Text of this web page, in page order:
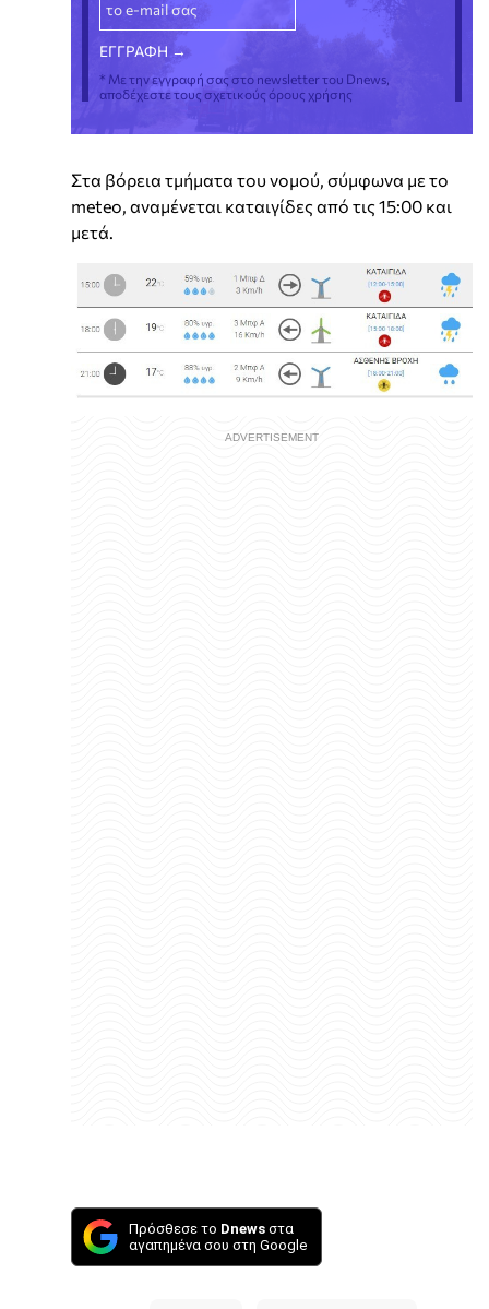
* Με την εγγραφή σας στο newsletter του Dnews,
αποδέχεστε τους σχετικούς όρους χρήσης
Στα βόρεια τμήματα του νομού, σύμφωνα με το
meteo, αναμένεται καταιγίδες από τις 15:00 και
μετά.
Πρόσθεσε το Dnews στα
αγαπημένα σου στη Google